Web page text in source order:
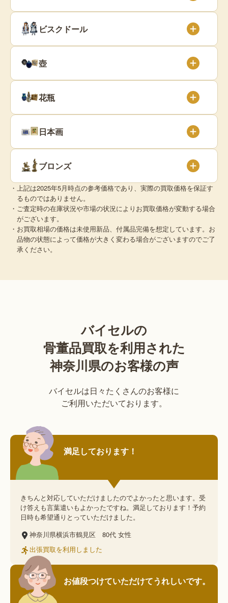
ビスクドール
壺
花瓶
日本画
ブロンズ
・上記は2025年5月時点の参考価格であり、実際の買取価格を保証す
るものではありません。
・ご査定時の在庫状況や市場の状況によりお買取価格が変動する場合
がございます。
・お買取相場の価格は未使用新品、付属品完備を想定しています。お
品物の状態によって価格が大きく変わる場合がございますのでご了
承ください。
バイセルの
骨董品買取を利用された
神奈川県のお客様の声
バイセルは日々たくさんのお客様に
ご利用いただいております。
満足しております！
きちんと対応していただけましたのでよかったと思います。受
け答えも言葉遣いもよかったですね。満足しております！予約
日時も希望通りとっていただけました。
神奈川県横浜市鶴見区
80代 女性
出張買取を利用しました
お値段つけていただけてうれしいです。